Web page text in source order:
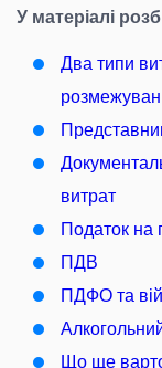
У матеріалі
Два типи
витрат
Податок на
ПДВ
ПДФО та
Що ще варто